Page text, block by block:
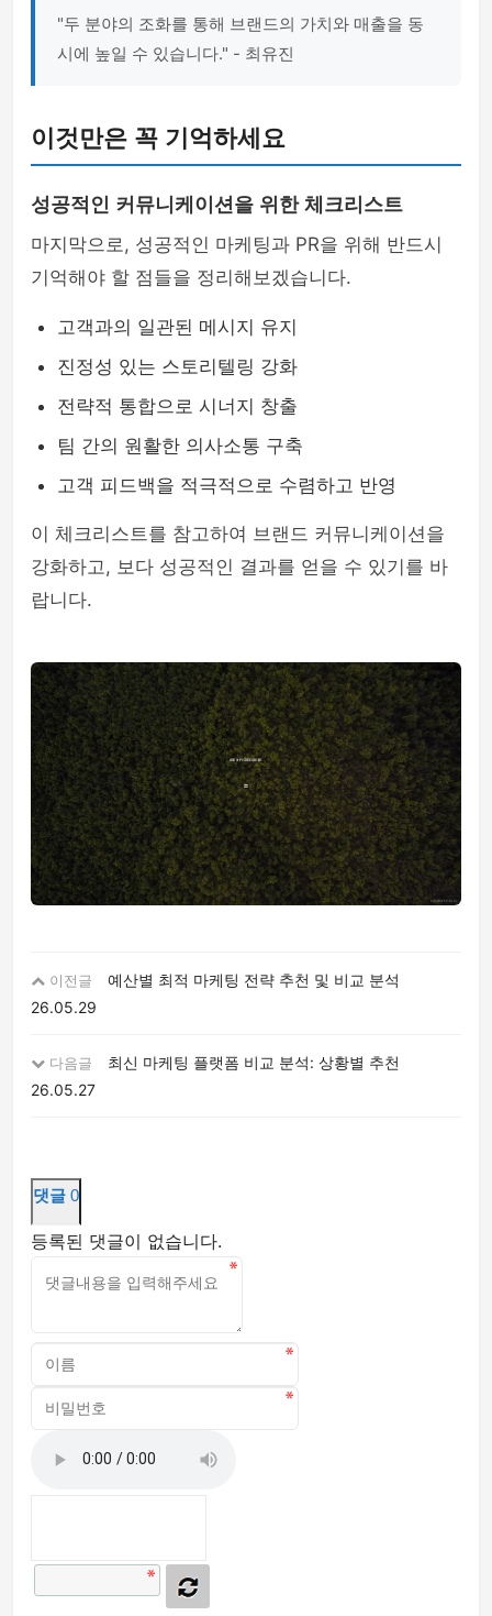
"두 분야의 조화를 통해 브랜드의 가치와 매출을 동
시에 높일 수 있습니다." - 최유진
이것만은 꼭 기억하세요
성공적인 커뮤니케이션을 위한 체크리스트
마지막으로, 성공적인 마케팅과 PR을 위해 반드시
기억해야 할 점들을 정리해보겠습니다.
고객과의 일관된 메시지 유지
진정성 있는 스토리텔링 강화
전략적 통합으로 시너지 창출
팀 간의 원활한 의사소통 구축
고객 피드백을 적극적으로 수렴하고 반영
이 체크리스트를 참고하여 브랜드 커뮤니케이션을
강화하고, 보다 성공적인 결과를 얻을 수 있기를 바
랍니다.
이전글
예산별 최적 마케팅 전략 추천 및 비교 분석
26.05.29
다음글
최신 마케팅 플랫폼 비교 분석: 상황별 추천
26.05.27
댓글 0
등록된 댓글이 없습니다.